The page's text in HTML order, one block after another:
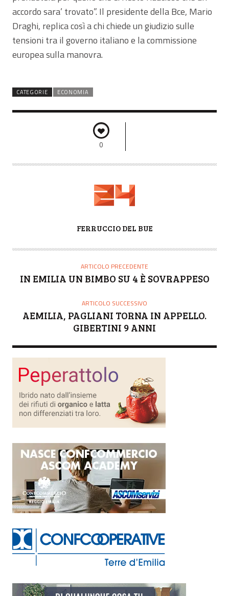
accordo sara’ trovato”. Il presidente della Bce, Mario
Draghi, replica così a chi chiede un giudizio sulle
tensioni tra il governo italiano e la commissione
europea sulla manovra.
CATEGORIE ECONOMIA
0
T
FERRUCCIO DEL BUE
ARTICOLO PRECEDENTE
IN EMILIA UN BIMBO SU 4 È SOVRAPPESO
ARTICOLO SUCCESSIVO
AEMILIA, PAGLIANI TORNA IN APPELLO.
GIBERTINI 9 ANNI